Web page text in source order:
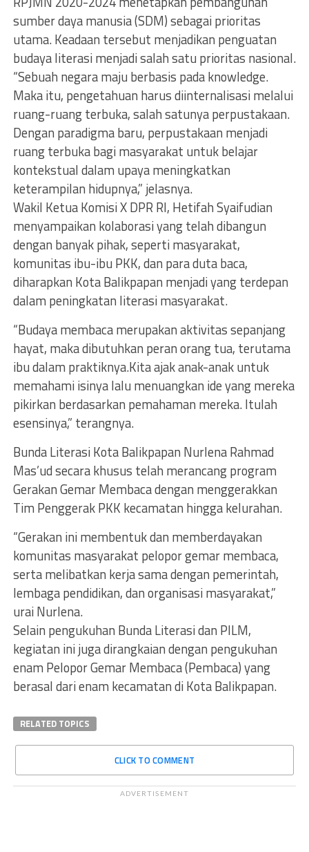
sumber daya manusia (SDM) sebagai prioritas
utama. Keadaan tersebut menjadikan penguatan
budaya literasi menjadi salah satu prioritas nasional.
“Sebuah negara maju berbasis pada knowledge.
Maka itu, pengetahuan harus diinternalisasi melalui
ruang-ruang terbuka, salah satunya perpustakaan.
Dengan paradigma baru, perpustakaan menjadi
ruang terbuka bagi masyarakat untuk belajar
kontekstual dalam upaya meningkatkan
keterampilan hidupnya,” jelasnya.
Wakil Ketua Komisi X DPR RI, Hetifah Syaifudian
menyampaikan kolaborasi yang telah dibangun
dengan banyak pihak, seperti masyarakat,
komunitas ibu-ibu PKK, dan para duta baca,
diharapkan Kota Balikpapan menjadi yang terdepan
dalam peningkatan literasi masyarakat.
“Budaya membaca merupakan aktivitas sepanjang
hayat, maka dibutuhkan peran orang tua, terutama
ibu dalam praktiknya.Kita ajak anak-anak untuk
memahami isinya lalu menuangkan ide yang mereka
pikirkan berdasarkan pemahaman mereka. Itulah
esensinya,” terangnya.
Bunda Literasi Kota Balikpapan Nurlena Rahmad
Mas’ud secara khusus telah merancang program
Gerakan Gemar Membaca dengan menggerakkan
Tim Penggerak PKK kecamatan hingga kelurahan.
“Gerakan ini membentuk dan memberdayakan
komunitas masyarakat pelopor gemar membaca,
serta melibatkan kerja sama dengan pemerintah,
lembaga pendidikan, dan organisasi masyarakat,”
urai Nurlena.
Selain pengukuhan Bunda Literasi dan PILM,
kegiatan ini juga dirangkaian dengan pengukuhan
enam Pelopor Gemar Membaca (Pembaca) yang
berasal dari enam kecamatan di Kota Balikpapan.
RELATED TOPICS
CLICK TO COMMENT
ADVERTISEMENT